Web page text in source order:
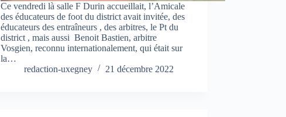
Ce vendredi là salle F Durin accueillait, l’Amicale
des éducateurs de foot du district avait invitée, des
éducateurs des entraîneurs , des arbitres, le Pt du
district , mais aussi Benoit Bastien, arbitre
Vosgien, reconnu internationalement, qui était sur
la…
redaction-uxegney
21 décembre 2022